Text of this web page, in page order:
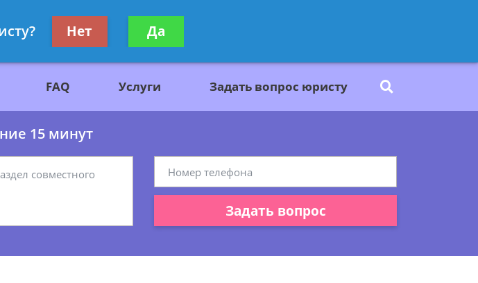
Получите консультацию
бесплатно
FAQ Услуги Задать вопрос юристу
15 минут
Задать вопрос
Нет Да